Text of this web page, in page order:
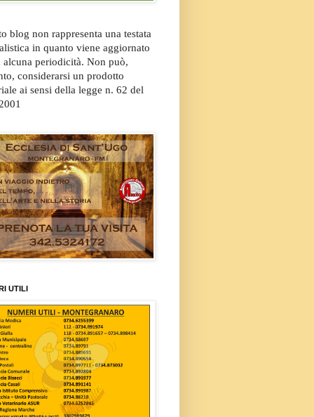
blog non rappresenta una testata
in quanto viene aggiornato
alcuna periodicità. Non può,
considerarsi un prodotto
ai sensi della legge n. 62 del
UTILI